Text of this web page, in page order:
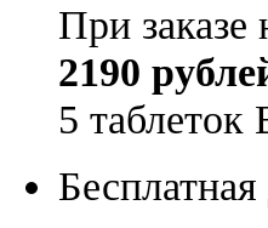
При заказе
2190
5
Бесплатная